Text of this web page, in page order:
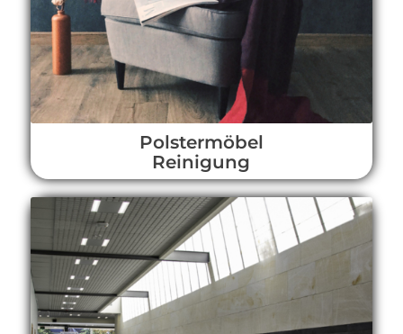
Polstermöbel
Reinigung